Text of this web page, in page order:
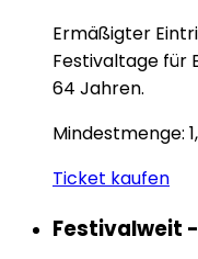
Ermäßigter
Festivaltage für
64 Jahren.
Mindestmenge:
Ticket kaufen
Festivalweit